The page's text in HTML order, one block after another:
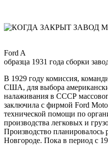
Ford A
образца 1931 года сборки
В 1929 году комиссия,
США, для выбора
налаживания в СССР
заключила с фирмой Ford
технической помощи по
производства легковых и
Производство
Новгороде. Пока в период с